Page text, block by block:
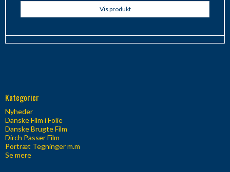
Vis produkt
Kategorier
Nyheder
Danske Film i Folie
Danske Brugte Film
Dirch Passer Film
Portræt Tegninger m.m
Se mere